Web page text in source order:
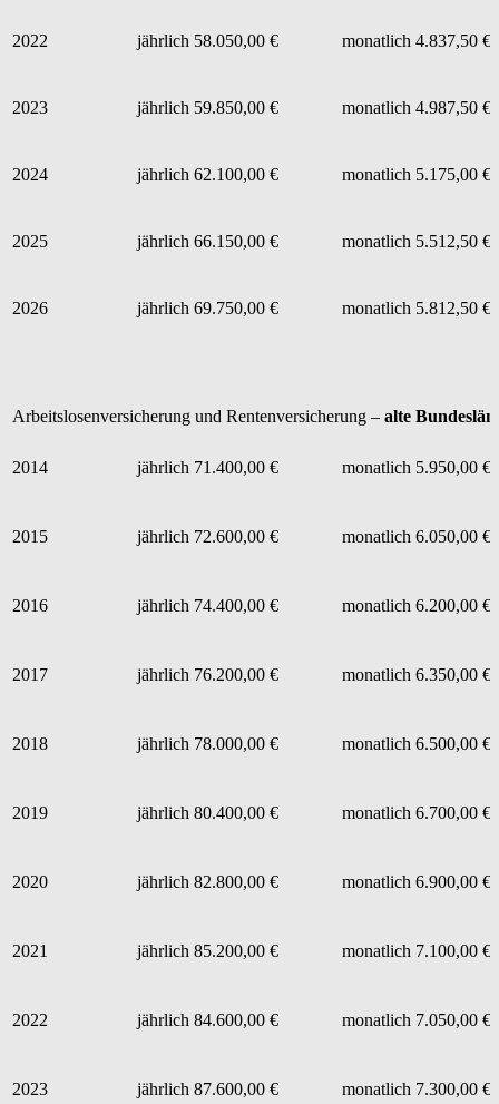
2022 jährlich 58.050,00 € monatlich 4.837,50 €
2023 jährlich 59.850,00 € monatlich 4.987,50 €
2024 jährlich 62.100,00 € monatlich 5.175,00 €
2025 jährlich 66.150,00 € monatlich 5.512,50 €
2026 jährlich 69.750,00 € monatlich 5.812,50 €
Arbeitslosenversicherung und Rentenversicherung – alte
2014 jährlich 71.400,00 € monatlich 5.950,00 €
2015 jährlich 72.600,00 € monatlich 6.050,00 €
2016 jährlich 74.400,00 € monatlich 6.200,00 €
2017 jährlich 76.200,00 € monatlich 6.350,00 €
2018 jährlich 78.000,00 € monatlich 6.500,00 €
2019 jährlich 80.400,00 € monatlich 6.700,00 €
2020 jährlich 82.800,00 € monatlich 6.900,00 €
2021 jährlich 85.200,00 € monatlich 7.100,00 €
2022 jährlich 84.600,00 € monatlich 7.050,00 €
2023 jährlich 87.600,00 € monatlich 7.300,00 €